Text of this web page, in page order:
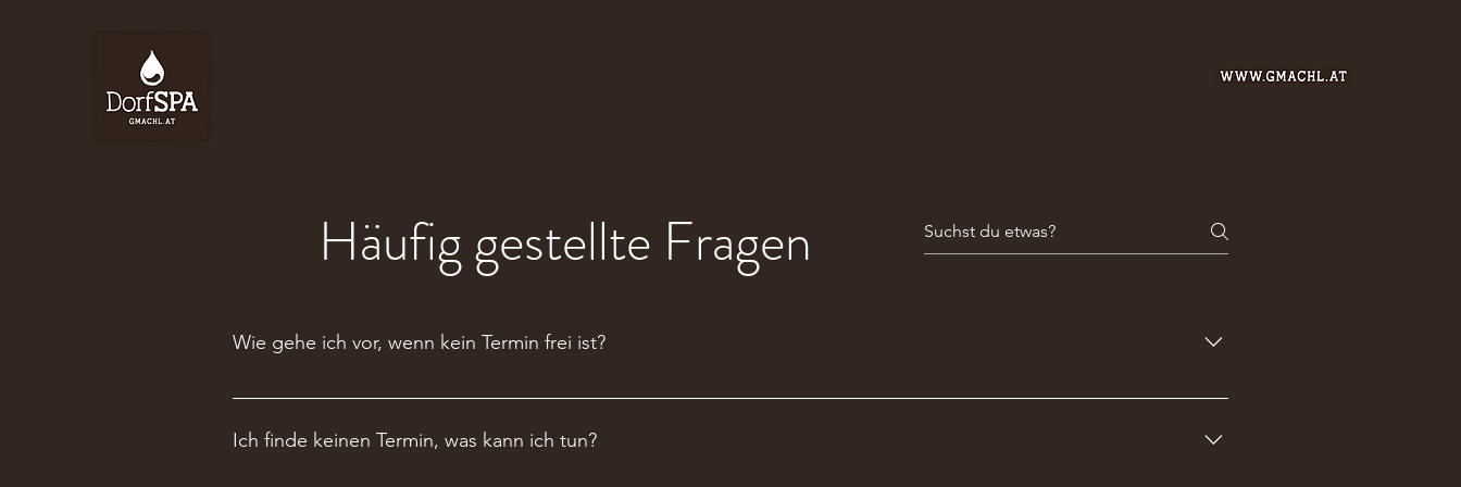
Häufig gestellte Fragen
Wie gehe ich vor, wenn kein Termin frei ist?
Wohlfühltage haben immer Saison, daher sind unsere Kapazitäten oftmals ausgeschöpft. Mögliche DaySPA-Termine werden
immer wieder mal rein.
Ich finde keinen Termin, was kann ich tun?